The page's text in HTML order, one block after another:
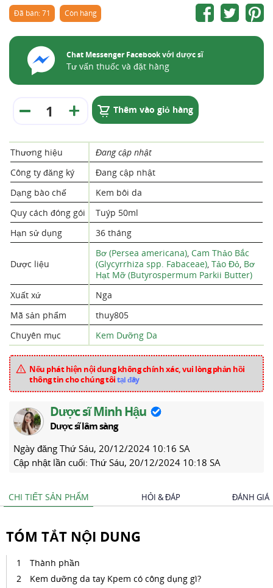
Đã bán: 71 Còn hàng
Chat Messenger Facebook với dược sĩ
Tư vấn thuốc và đặt hàng
Thêm vào giỏ hàng
Thương hiệu
Đang cập nhật
Công ty đăng ký
Đang cập nhật
Dạng bào chế
Kem bôi da
Quy cách đóng gói
Tuýp 50ml
Hạn sử dụng
36 tháng
Dược liệu
Bơ (Persea americana), Cam Thảo Bắc
(Glycyrrhiza spp. Fabaceae), Tảo Đỏ, Bơ
Hạt Mỡ (Butyrospermum Parkii Butter)
Xuất xứ
Nga
Mã sản phẩm
thuy805
Chuyên mục
Kem Dưỡng Da
Nếu phát hiện nội dung không chính xác, vui lòng phản hồi
thông tin cho chúng tôitại đây
Dược sĩ Minh Hậu
Dược sĩ lâm sàng
Ngày đăng Thứ Sáu, 20/12/2024 10:16 SA
Cập nhật lần cuối: Thứ Sáu, 20/12/2024 10:18 SA
CHI TIẾT SẢN PHẨM HỎI & ĐÁP ĐÁNH GIÁ
TÓM TẮT NỘI DUNG
Thành phần
Kem dưỡng da tay Kpem có công dụng gì?